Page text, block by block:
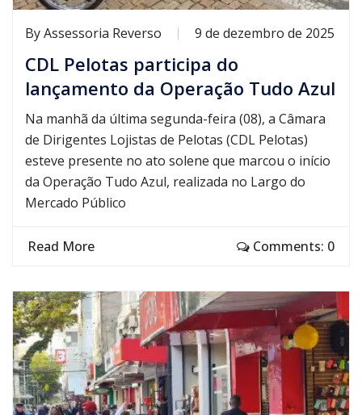
ByAssessoria Reverso 9 de dezembro de 2025
CDL Pelotas participa do
lançamento da Operação Tudo Azul
Na manhã da última segunda-feira (08), a Câmara
de Dirigentes Lojistas de Pelotas (CDL Pelotas)
esteve presente no ato solene que marcou o início
da Operação Tudo Azul, realizada no Largo do
Mercado Público
Read More Comments: 0